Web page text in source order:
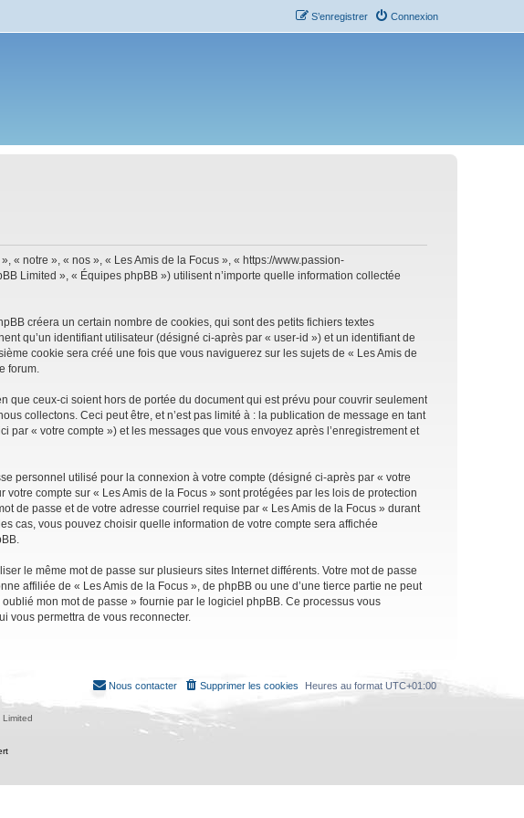
Connexion
S’enregistrer
« notre », « nos », « Les Amis de la Focus », « https://www.passion-
Limited », « Équipes phpBB ») utilisent n’importe quelle information collectée
créera un certain nombre de cookies, qui sont des petits fichiers textes
qu’un identifiant utilisateur (désigné ci-après par « user-id ») et un identifiant de
cookie sera créé une fois que vous naviguerez sur les sujets de « Les Amis de
forum.
que ceux-ci soient hors de portée du document qui est prévu pour couvrir seulement
collectons. Ceci peut être, et n’est pas limité à : la publication de message en tant
« votre compte ») et les messages que vous envoyez après l’enregistrement et
personnel utilisé pour la connexion à votre compte (désigné ci-après par « votre
compte sur « Les Amis de la Focus » sont protégées par les lois de protection
de passe et de votre adresse courriel requise par « Les Amis de la Focus » durant
cas, vous pouvez choisir quelle information de votre compte sera affichée
le même mot de passe sur plusieurs sites Internet différents. Votre mot de passe
affiliée de « Les Amis de la Focus », de phpBB ou une d’une tierce partie ne peut
mon mot de passe » fournie par le logiciel phpBB. Ce processus vous
vous permettra de vous reconnecter.
Heures au format UTC+01:00
Supprimer les cookies
Nous contacter